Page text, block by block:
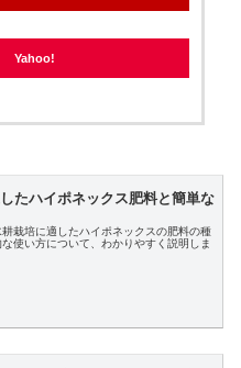
Yahoo!
たハイポネックス肥料と簡単な
耕栽培に適したハイポネックスの肥料の種
使い方について、わかりやすく説明しま